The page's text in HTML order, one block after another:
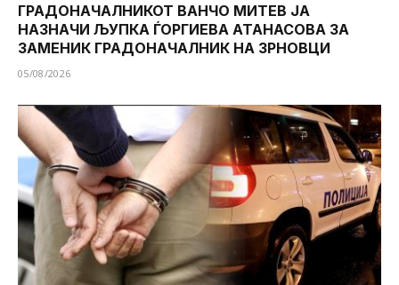
ГРАДОНАЧАЛНИКОТ ВАНЧО МИТЕВ ЈА
НАЗНАЧИ ЉУПКА ЃОРГИЕВА АТАНАСОВА ЗА
ЗАМЕНИК ГРАДОНАЧАЛНИК НА ЗРНОВЦИ
05/08/2026